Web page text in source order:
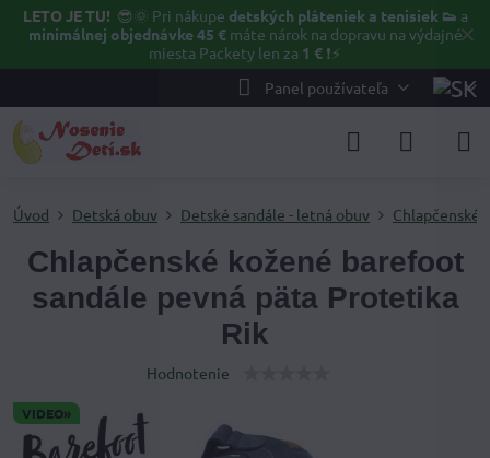
✕
LETO JE TU! 😎🌞 Pri nákupe detských pláteniek a tenisiek 👟 a
minimálnej objednávke 45 €máte nárok na dopravu na výdajné
miesta Packety len za 1 € ❗⚡️
Panel používateľa
VIDEO»
Úvod Detská obuv Detské sandále - letná obuv Chlapčenské
Chlapčenské kožené barefoot
sandále pevná päta Protetika
Rik
Hodnotenie